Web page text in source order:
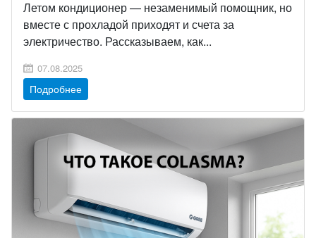
Летом кондиционер — незаменимый помощник, но
вместе с прохладой приходят и счета за
электричество. Рассказываем, как...
07.08.2025
Подробнее